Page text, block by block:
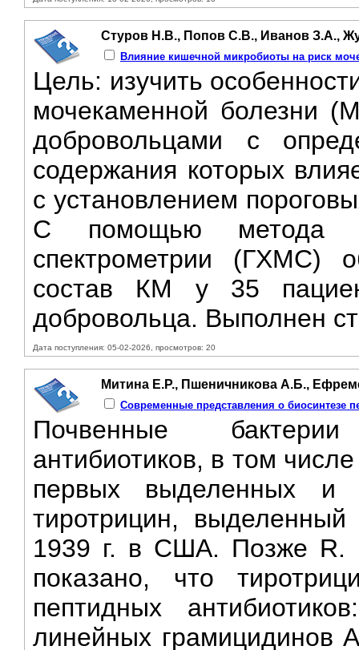
Стуров Н.В., Попов С.В., Иванов З.А.,
Влияние кишечной микробиоты на риск
Цель: изучить
мочекаменной болезни
добровольцами с
содержания которых
с установлением
С помощью метода
спектрометрии (ГХМС)
состав КМ у 35
добровольца. Выполнен
Дата поступления: 05-02-2026, просмотров: 20
Митина Е.Р., Пшеничникова А.Б.,
Современные представления о биосинтезе
Почвенные
антибиотиков, в том
первых выделенных и
тиротрицин,
1939 г. в США. Позже R.
показано, что
пептидных
линейных грамицидинов